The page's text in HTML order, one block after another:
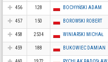
456 128 BOCHYŃSKI ADAM
457 150 BOROWSKI ROBERT
458 2534 WINIARSKI MICHAŁ
459 188 BUKOWIEC DAMIAN